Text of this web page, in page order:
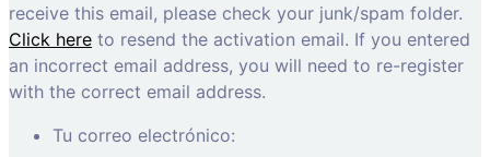
receive this email, please check your junk/spam folder.
Click here to resend the activation email. If you entered
an incorrect email address, you will need to re-register
with the correct email address.
Tu correo electrónico: